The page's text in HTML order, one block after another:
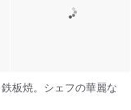
板焼。シェフの華麗な